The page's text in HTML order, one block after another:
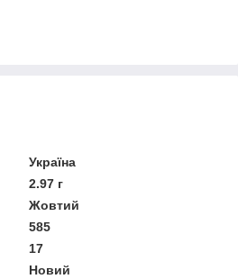
Україна
2.97 г
Жовтий
585
17
Новий